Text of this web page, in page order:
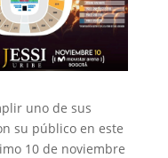
uno de sus
su público en este
10 de noviembre